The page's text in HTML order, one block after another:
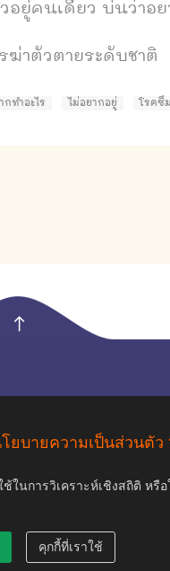
อยู่คนเดียว บ่นว่าอ
าตัวตายระดับชาติ
กทำอะไร ไม่อยากอยู่ โรคซึ
ยบายความเป็นส่วนตัว
นการวิเคราะห์เชิงสถิติ ห
คุกกี้ที่เราใช้